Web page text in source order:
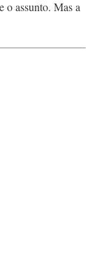
o assunto. Mas a